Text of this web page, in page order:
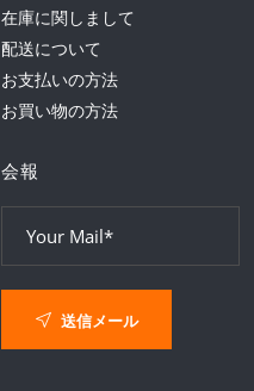
在庫に関しまして
配送について
お支払いの方法
お買い物の方法
会報
送信メール